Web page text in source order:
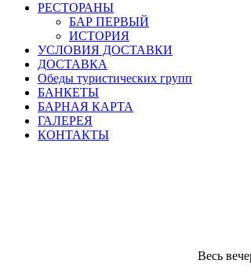
РЕСТОРАНЫ
БАР ПЕРВЫЙ
ИСТОРИЯ
УСЛОВИЯ ДОСТАВКИ
ДОСТАВКА
Обеды туристических групп
БАНКЕТЫ
БАРНАЯ КАРТА
ГАЛЕРЕЯ
КОНТАКТЫ
Весь